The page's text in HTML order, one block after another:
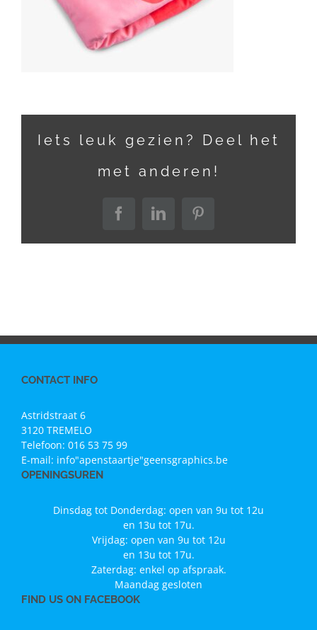
Iets leuk gezien? Deel het
met anderen!
FacebookLinkedInPinterest
CONTACT INFO
Astridstraat 6
3120 TREMELO
Telefoon: 016 53 75 99
E-mail: info"apenstaartje"geensgraphics.be
OPENINGSUREN
Dinsdag tot Donderdag: open van 9u tot 12u
en 13u tot 17u.
Vrijdag: open van 9u tot 12u
en 13u tot 17u.
Zaterdag: enkel op afspraak.
Maandag gesloten
FIND US ON FACEBOOK